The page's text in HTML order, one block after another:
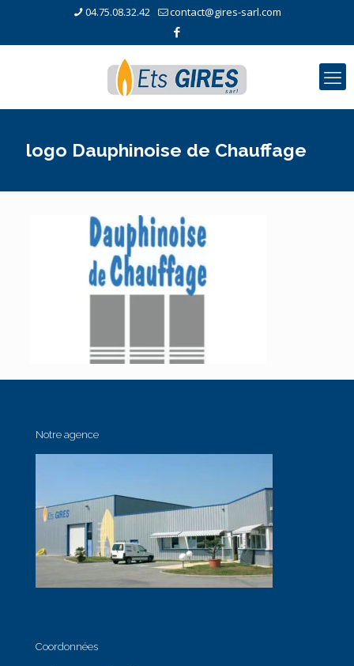
04.75.08.32.42 contact@gires-sarl.com
logo Dauphinoise de Chauffage
Notre agence
Coordonnées